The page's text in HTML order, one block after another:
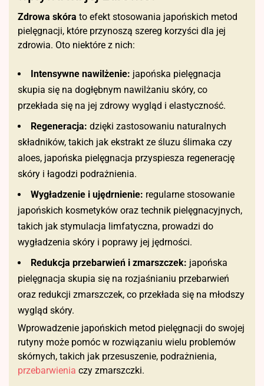
Zdrowa skóra to efekt stosowania japońskich metod
pielęgnacji, które przynoszą szereg korzyści dla jej
zdrowia. Oto niektóre z nich:
Intensywne nawilżenie: japońska pielęgnacja
skupia się na dogłębnym nawilżaniu skóry, co
przekłada się na jej zdrowy wygląd i elastyczność.
Regeneracja: dzięki zastosowaniu naturalnych
składników, takich jak ekstrakt ze śluzu ślimaka czy
aloes, japońska pielęgnacja przyspiesza regenerację
skóry i łagodzi podrażnienia.
Wygładzenie i ujędrnienie: regularne stosowanie
japońskich kosmetyków oraz technik pielęgnacyjnych,
takich jak stymulacja limfatyczna, prowadzi do
wygładzenia skóry i poprawy jej jędrności.
Redukcja przebarwień i zmarszczek: japońska
pielęgnacja skupia się na rozjaśnianiu przebarwień
oraz redukcji zmarszczek, co przekłada się na młodszy
wygląd skóry.
Wprowadzenie japońskich metod pielęgnacji do swojej
rutyny może pomóc w rozwiązaniu wielu problemów
skórnych, takich jak przesuszenie, podrażnienia,
przebarwienia czy zmarszczki.